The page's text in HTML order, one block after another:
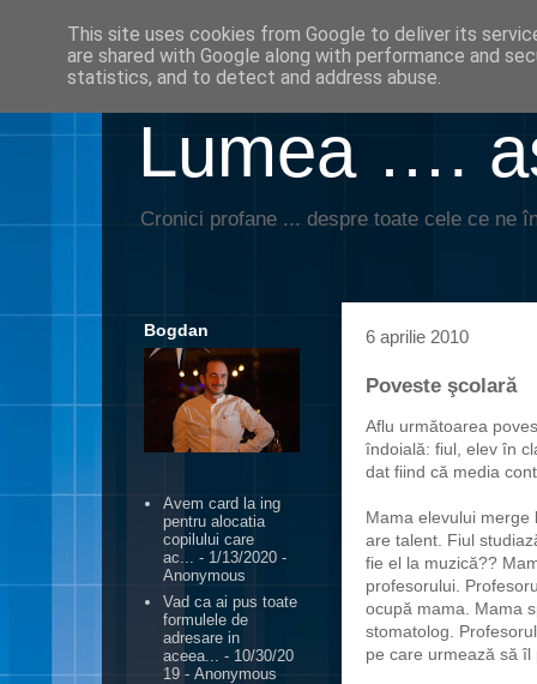
Lumea ….
Cronici profane ... despre toate cele ce ne
6 aprilie 2010
Poveste şcolară
Aflu următoarea
îndoială: fiul, elev în
dat fiind că media
Mama elevului merge
are talent. Fiul
fie el la muzică??
profesorului.
ocupă mama. Mama
stomatolog.
pe care urmează să îl
Bogdan
Avem card la ing
pentru alocatia
copilului care
ac... - 1/13/2020 -
Anonymous
Vad ca ai pus toate
formulele de
adresare in
aceea...
- 10/30/20
19 - Anonymous
This site uses cookies from Google to deliver its
are shared with Google along with performance and
statistics, and to detect and address abuse.